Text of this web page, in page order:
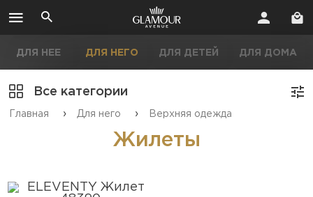
ДЛЯ НЕЕ ДЛЯ НЕГО ДЛЯ ДЕТЕЙ ДЛЯ ДОМА
Все категории
Главная › Для него › Верхняя одежда
Жилеты